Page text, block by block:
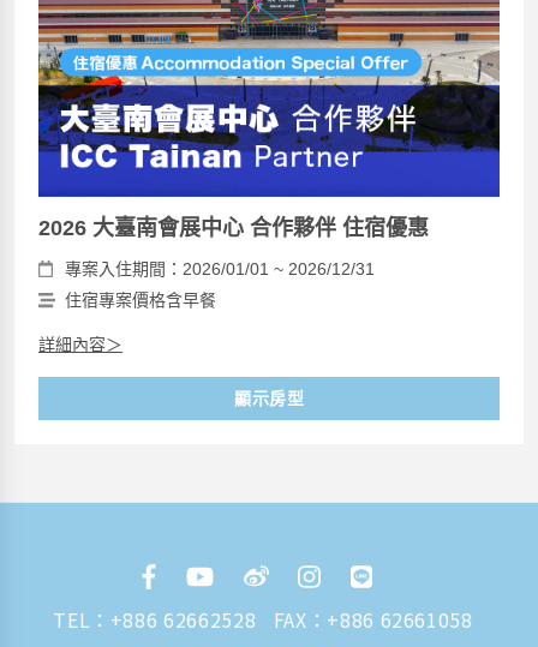
2026 大臺南會展中心 合作夥伴 住宿優惠
專案入住期間：2026/01/01 ~ 2026/12/31
住宿專案價格含早餐
詳細內容＞
顯示房型
TEL： +886 62662528
FAX：+886 62661058